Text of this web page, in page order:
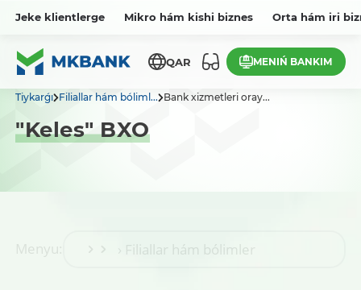
Jeke klientlerge Mikro hám kishi biznes Orta hám iri
QAR MENIŃ BANKIM
Tiykarǵı Filiallar hám bóliml... Bank xizmetleri oray...
"Keles" BXO